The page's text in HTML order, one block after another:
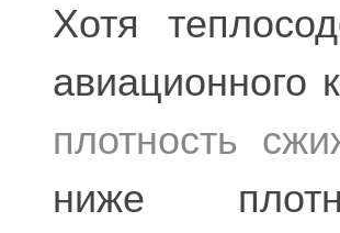
Хотя
авиационного
плотность
ниже